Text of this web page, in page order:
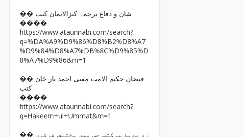
�� شان و دفاع ترجمہ کنزالایمان کتب
����
https://www.ataunnabi.com/search?
q=%DA%A9%D9%86%D8%B2%D8%A7
%D9%84%D8%A7%DB%8C%D9%85%D
8%A7%D9%86&m=1
�� فیضان حکیم الامت مفتی احمد یار خان
کتب
����
https://www.ataunnabi.com/search?
q=Hakeem+ul+Ummat&m=1
�� رد بدمذہب کتب جس میں مختلف فرقوں